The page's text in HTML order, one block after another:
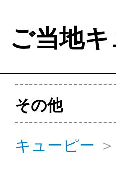
ご当地
その他
キューピー ＞